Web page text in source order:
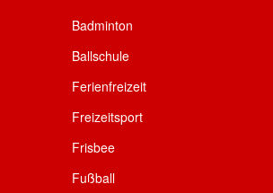
Badminton
Ballschule
Ferienfreizeit
Freizeitsport
Frisbee
Fußball